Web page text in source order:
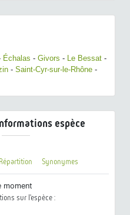
Échalas - Givors - Le Bessat -
- Saint-Cyr-sur-le-Rhône -
espèce
Répartition Synonymes
moment
sur l'espèce :